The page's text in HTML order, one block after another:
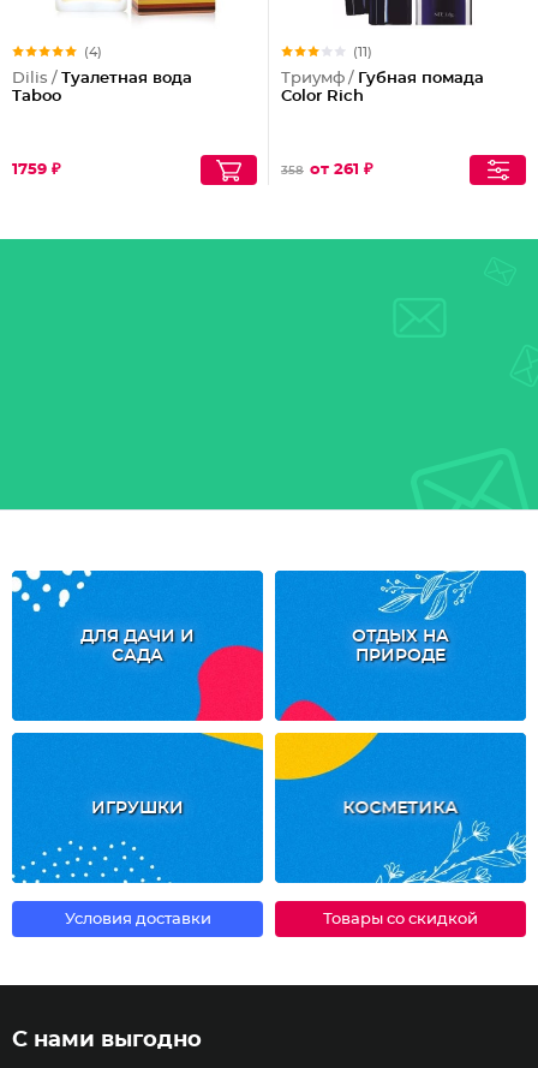
(4)
Dilis / Туалетная вода
Taboo
1759 ₽
(11)
Триумф / Губная помада
Color Rich
358 от 261 ₽
ДЛЯ ДАЧИ И
САДА
ОТДЫХ НА
ПРИРОДЕ
ИГРУШКИ КОСМЕТИКА
Условия доставки Товары со скидкой
С нами выгодно